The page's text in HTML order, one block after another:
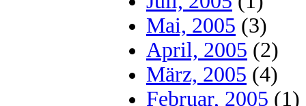
Mai, 2005 (3)
April, 2005 (2)
März, 2005 (4)
Februar, 2005 (1)